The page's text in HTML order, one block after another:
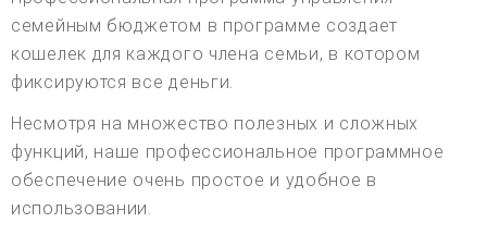
семейным бюджетом в программе создает
кошелек для каждого члена семьи, в котором
фиксируются все деньги.
Несмотря на множество полезных и сложных
функций, наше профессиональное программное
обеспечение очень простое и удобное в
использовании.